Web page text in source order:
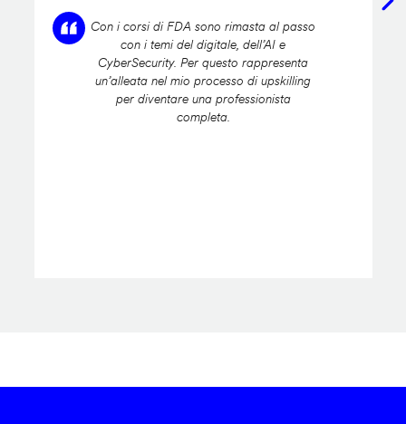
Con i corsi di FDA sono rimasta al passo
con i temi del digitale, dell’AI e
CyberSecurity. Per questo rappresenta
un’alleata nel mio processo di upskilling
per diventare una professionista
completa.